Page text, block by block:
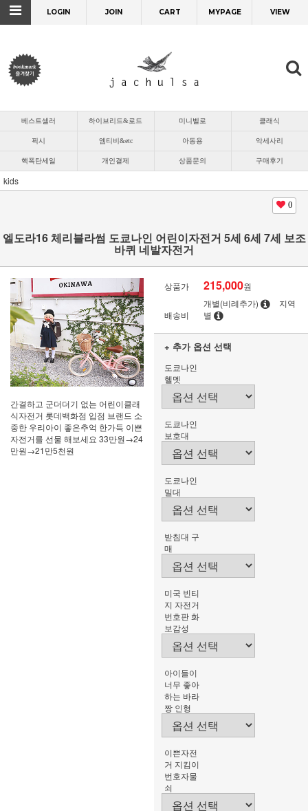
LOGIN JOIN CART MYPAGE VIEW
베스트셀러 하이브리드&로드 미니벨로 클래식
픽시 엠티비&etc 아동용 악세사리
핵폭탄세일 개인결제 상품문의 구매후기
kids
0
엘도라16 체리블라썸 도쿄나인 어린이자전거 5세 6세 7세 보조
바퀴 네발자전거
간결하고 군더더기 없는 어린이클래
식자전거 롯데백화점 입점 브랜드 소
중한 우리아이 좋은추억 한가득 이쁜
자전거를 선물 해보세요 33만원→24
만원→21만5천원
상품가 215,000원
배송비
개별(비례추가)
지역
별
+ 추가 옵션 선택
도쿄나인
헬멧
도쿄나인
보호대
도쿄나인
밀대
받침대 구
매
미국 빈티
지 자전거
번호판 화
보감성
아이들이
너무 좋아
하는 바라
짱 인형
이쁜자전
거 지킴이
번호자물
쇠